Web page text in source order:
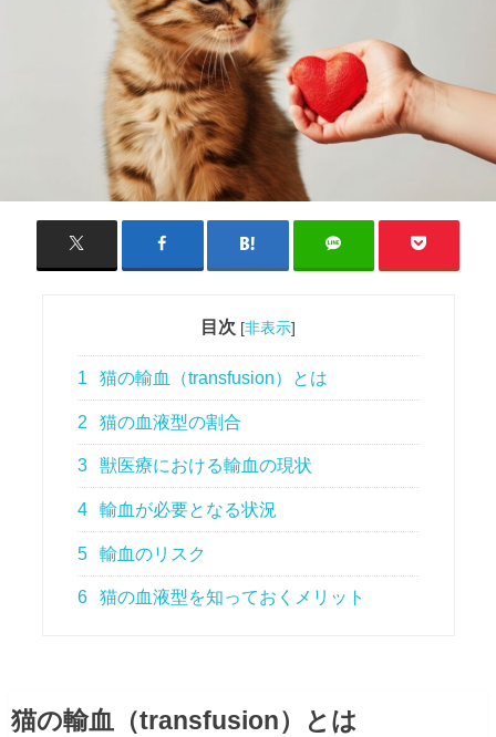
目次 [非表示]
1 猫の輸血（transfusion）とは
2 猫の血液型の割合
3 獣医療における輸血の現状
4 輸血が必要となる状況
5 輸血のリスク
6 猫の血液型を知っておくメリット
猫の輸血（transfusion）とは